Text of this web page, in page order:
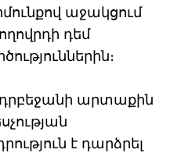
աջակցում
դեմ
արտաքին
է դարձրել